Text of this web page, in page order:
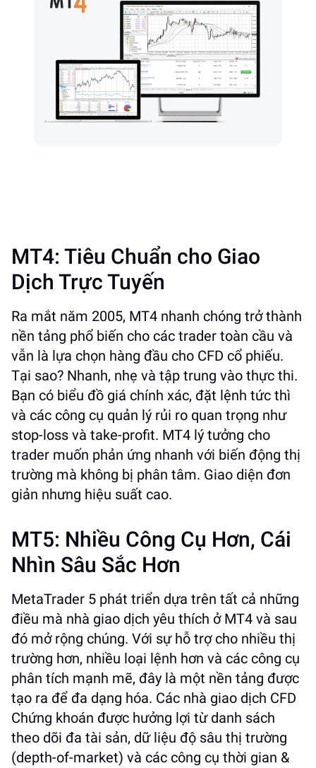
MT4: Tiêu Chuẩn cho Giao
Dịch Trực Tuyến
Ra mắt năm 2005, MT4 nhanh chóng trở thành
nền tảng phổ biến cho các trader toàn cầu và
vẫn là lựa chọn hàng đầu cho CFD cổ phiếu.
Tại sao? Nhanh, nhẹ và tập trung vào thực thi.
Bạn có biểu đồ giá chính xác, đặt lệnh tức thì
và các công cụ quản lý rủi ro quan trọng như
stop-loss và take-profit. MT4 lý tưởng cho
trader muốn phản ứng nhanh với biến động thị
trường mà không bị phân tâm. Giao diện đơn
giản nhưng hiệu suất cao.
MT5: Nhiều Công Cụ Hơn, Cái
Nhìn Sâu Sắc Hơn
MetaTrader 5 phát triển dựa trên tất cả những
điều mà nhà giao dịch yêu thích ở MT4 và sau
đó mở rộng chúng. Với sự hỗ trợ cho nhiều thị
trường hơn, nhiều loại lệnh hơn và các công cụ
phân tích mạnh mẽ, đây là một nền tảng được
tạo ra để đa dạng hóa. Các nhà giao dịch CFD
Chứng khoán được hưởng lợi từ danh sách
theo dõi đa tài sản, dữ liệu độ sâu thị trường
(depth-of-market) và các công cụ thời gian &